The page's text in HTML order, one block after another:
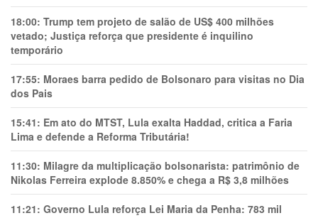
18:00: Trump tem projeto de salão de US$ 400 milhões
vetado; Justiça reforça que presidente é inquilino
temporário
17:55: Moraes barra pedido de Bolsonaro para visitas no Dia
dos Pais
15:41: Em ato do MTST, Lula exalta Haddad, critica a Faria
Lima e defende a Reforma Tributária!
11:30: Milagre da multiplicação bolsonarista: patrimônio de
Nikolas Ferreira explode 8.850% e chega a R$ 3,8 milhões
11:21: Governo Lula reforça Lei Maria da Penha: 783 mil